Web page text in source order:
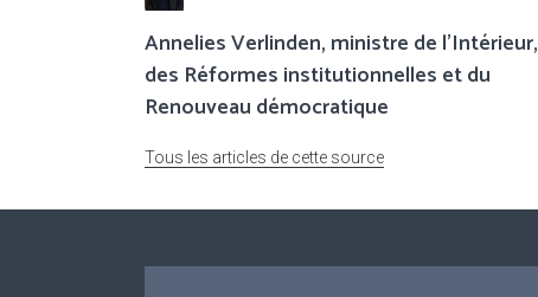
Annelies Verlinden, ministre de l’Intérieur,
des Réformes institutionnelles et du
Renouveau démocratique
Tous les articles de cette source